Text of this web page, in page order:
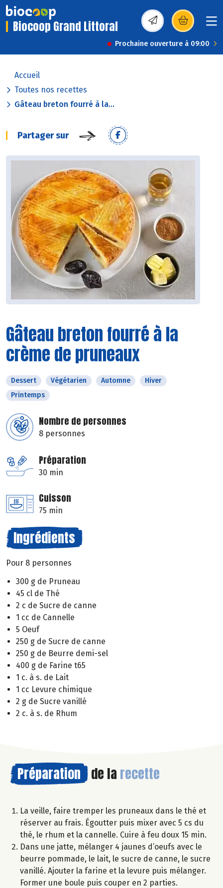
Biocoop Grand Littoral (s’ouvre dans une
Prochaine ouverture à 09:00
Accueil
Toutes nos recettes
Gâteau breton fourré à la...
Partager sur
Gâteau breton fourré à la
crème de pruneaux
Dessert Végétarien Automne
Hiver
Printemps
Nombre de personnes
8 personnes
Préparation
30 min
Cuisson
75 min
Ingrédients
Pour 8 personnes
300 g de Pruneau
45 cl de Thé
2 c de Sucre de canne
1 cc de Cannelle
5 Oeuf
250 g de Sucre de canne
250 g de Beurre demi-sel
400 g de Farine t65
1 c. à s. de Lait
1 cc Levure chimique
2 g de Sucre vanillé
2 c. à s. de Rhum
Préparation de la recette
La veille, faire tremper les pruneaux dans le thé et
réserver au frais. Égoutter puis mixer avec 5 cs du
thé, le rhum et la cannelle. Cuire à feu doux 15 min.
Dans une jatte, mélanger 4 jaunes d’oeufs avec le
beurre pommade, le lait, le sucre de canne, le sucre
vanillé. Ajouter la farine et la levure puis mélanger.
Former une boule puis couper en 2 parties.